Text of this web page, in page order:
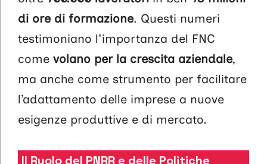
di ore di formazione. Questi numeri
testimoniano l'importanza del FNC
come volano per la crescita aziendale,
ma anche come strumento per facilitare
l’adattamento delle imprese a nuove
esigenze produttive e di mercato.
Il Ruolo del PNRR e delle Politiche